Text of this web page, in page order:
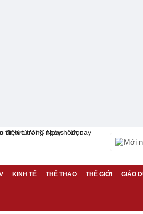
Mới
KINH TẾ THỂ THAO THẾ GIỚI GIÁO